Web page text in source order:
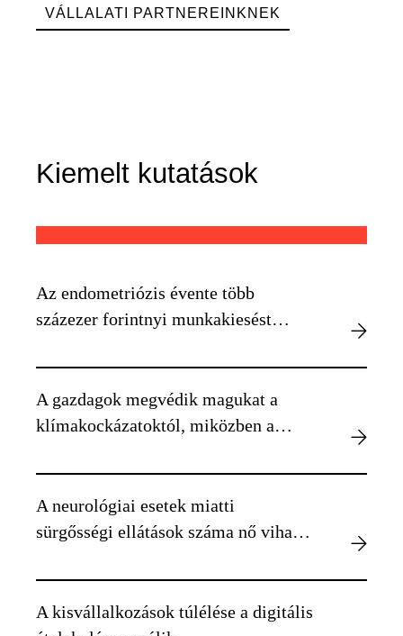
VÁLLALATI PARTNEREINKNEK
Kiemelt kutatások
Az endometriózis évente több
százezer forintnyi munkakiesést
A gazdagok megvédik magukat a
klímakockázatoktól, miközben a
válnak
A neurológiai esetek miatti
sürgősségi ellátások száma nő viharos
A kisvállalkozások túlélése a digitális